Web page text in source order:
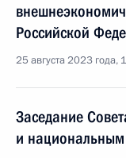
Российской
25 августа 2023 года,
Заседание
и